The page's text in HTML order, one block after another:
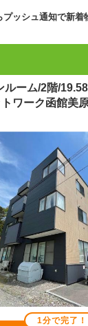
プッシュ通知で新着
ルーム/2階/
トワーク函館美
1分で完了！